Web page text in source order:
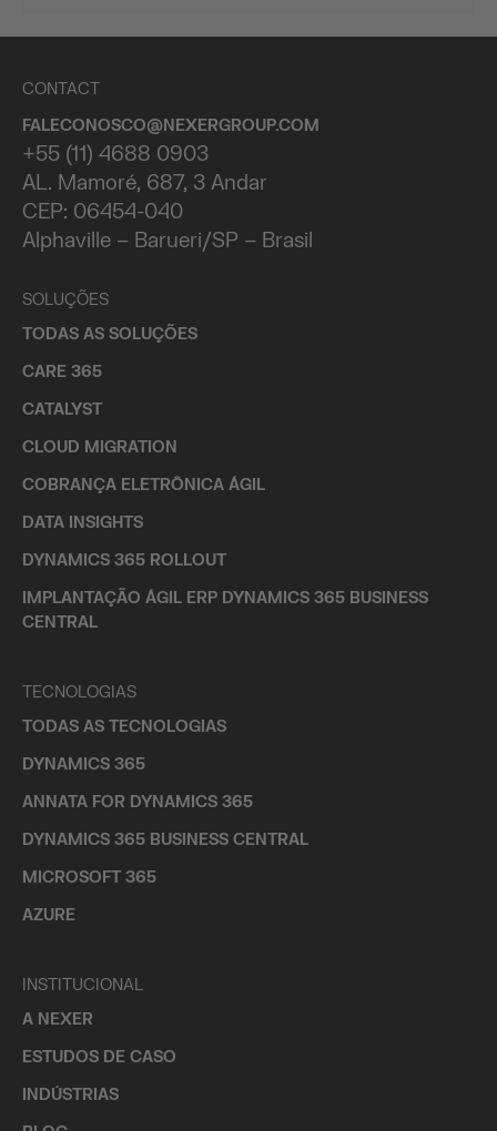
CONTACT
FALECONOSCO@NEXERGROUP.COM
+55 (11) 4688 0903
AL. Mamoré, 687, 3 Andar
CEP: 06454-040
Alphaville – Barueri/SP – Brasil
SOLUÇÕES
TODAS AS SOLUÇÕES
CARE 365
CATALYST
CLOUD MIGRATION
COBRANÇA ELETRÔNICA ÁGIL
DATA INSIGHTS
DYNAMICS 365 ROLLOUT
IMPLANTAÇÃO ÁGIL ERP DYNAMICS 365 BUSINESS
CENTRAL
TECNOLOGIAS
TODAS AS TECNOLOGIAS
DYNAMICS 365
ANNATA FOR DYNAMICS 365
DYNAMICS 365 BUSINESS CENTRAL
MICROSOFT 365
AZURE
INSTITUCIONAL
A NEXER
ESTUDOS DE CASO
INDÚSTRIAS